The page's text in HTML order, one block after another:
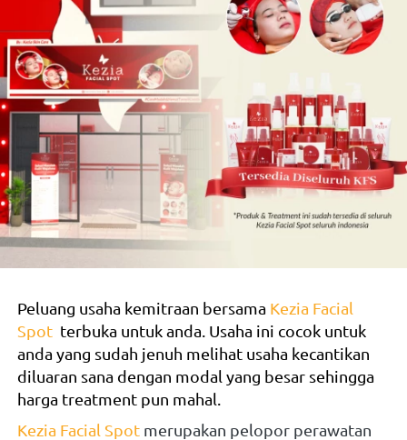
Peluang usaha kemitraan bersama Kezia Facial
Spot terbuka untuk anda. Usaha ini cocok untuk
anda yang sudah jenuh melihat usaha kecantikan
diluaran sana dengan modal yang besar sehingga
harga treatment pun mahal.
Kezia Facial Spot merupakan pelopor perawatan